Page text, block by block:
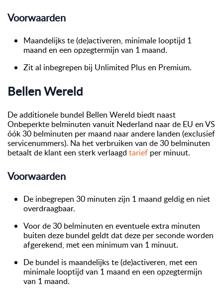
Voorwaarden
Maandelijks te (de)activeren, minimale looptijd 1
maand en een opzegtermijn van 1 maand.
Zit al inbegrepen bij Unlimited Plus en Premium.
Bellen Wereld
De additionele bundel Bellen Wereld biedt naast
Onbeperkte belminuten vanuit Nederland naar de EU en VS
óók 30 belminuten per maand naar andere landen (exclusief
servicenummers). Na het verbruiken van de 30 belminuten
betaalt de klant een sterk verlaagd tarief per minuut.
Voorwaarden
De inbegrepen 30 minuten zijn 1 maand geldig en niet
overdraagbaar.
Voor de 30 belminuten en eventuele extra minuten
buiten deze bundel geldt dat deze per seconde worden
afgerekend, met een minimum van 1 minuut.
De bundel is maandelijks te (de)activeren, met een
minimale looptijd van 1 maand en een opzegtermijn
van 1 maand.